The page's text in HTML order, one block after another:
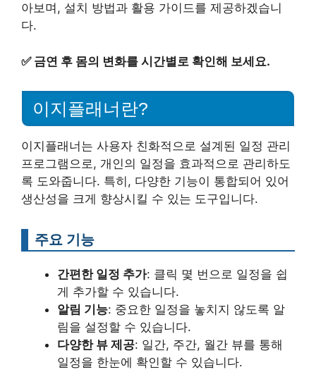
아보며, 설치 방법과 활용 가이드를 제공하겠습니
다.
✅ 금연 후 몸의 변화를 시간별로 확인해 보세요.
이지플래너란?
이지플래너는 사용자 친화적으로 설계된 일정 관리
프로그램으로, 개인의 일정을 효과적으로 관리하도
록 도와줍니다. 특히, 다양한 기능이 통합되어 있어
생산성을 크게 향상시킬 수 있는 도구입니다.
주요 기능
간편한 일정 추가: 클릭 몇 번으로 일정을 쉽
게 추가할 수 있습니다.
알림 기능: 중요한 일정을 놓치지 않도록 알
림을 설정할 수 있습니다.
다양한 뷰 제공: 일간, 주간, 월간 뷰를 통해
일정을 한눈에 확인할 수 있습니다.